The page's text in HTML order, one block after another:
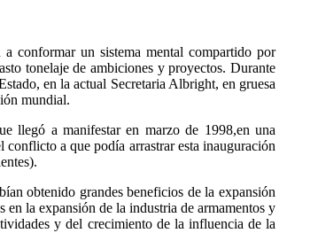
conformar un sistema mental compartido por
tonelaje de ambiciones y proyectos. Durante
en la actual Secretaria Albright, en gruesa
mundial.
llegó a manifestar en marzo de 1998,en una
a que podía arrastrar esta inauguración
obtenido grandes beneficios de la expansión
en la expansión de la industria de armamentos y
y del crecimiento de la influencia de la